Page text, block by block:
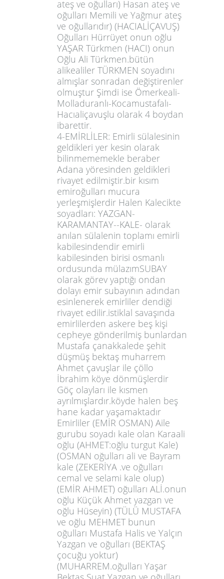
ateş ve oğulları) Hasan ateş ve
oğulları Memili ve Yağmur ateş
ve oğullarıdır) (HACIALİÇAVUŞ)
Oğulları Hürrüyet onun oğlu
YAŞAR Türkmen (HACI) onun
Oğlu Ali Türkmen.bütün
alikealiler TÜRKMEN soyadını
almışlar sonradan değiştirenler
olmuştur Şimdi ise Ömerkeali-
Molladuranlı-Kocamustafalı-
Hacıaliçavuşlu olarak 4 boydan
ibarettir.
4-EMİRLİLER: Emirli sülalesinin
geldikleri yer kesin olarak
bilinmememekle beraber
Adana yöresinden geldikleri
rivayet edilmiştir.bir kısım
emiroğulları mucura
yerleşmişlerdir Halen Kalecikte
soyadları: YAZGAN-
KARAMANTAY--KALE- olarak
anılan sülalenin toplamı emirli
kabilesindendir emirli
kabilesinden birisi osmanlı
ordusunda mülazımSUBAY
olarak görev yaptığı ondan
dolayı emir subayının adından
esinlenerek emirliler dendiği
rivayet edilir.istiklal savaşında
emirlilerden askere beş kişi
cepheye gönderilmiş bunlardan
Mustafa çanakkalede şehit
düşmüş bektaş muharrem
Ahmet çavuşlar ile çöllo
İbrahim köye dönmüşlerdir
Göç olayları ile kısmen
ayrılmışlardır.köyde halen beş
hane kadar yaşamaktadır
Emirliler (EMİR OSMAN) Aile
gurubu soyadı kale olan Karaali
oğlu (AHMET:oğlu turgut Kale)
(OSMAN oğulları ali ve Bayram
kale (ZEKERİYA .ve oğulları
cemal ve selami kale olup)
(EMİR AHMET) oğulları ALİ.onun
oğlu Küçük Ahmet yazgan ve
oğlu Hüseyin) (TÜLÜ MUSTAFA
ve oğlu MEHMET bunun
oğulları Mustafa Halis ve Yalçın
Yazgan ve oğulları (BEKTAŞ
çocuğu yoktur)
(MUHARREM.oğulları Yaşar